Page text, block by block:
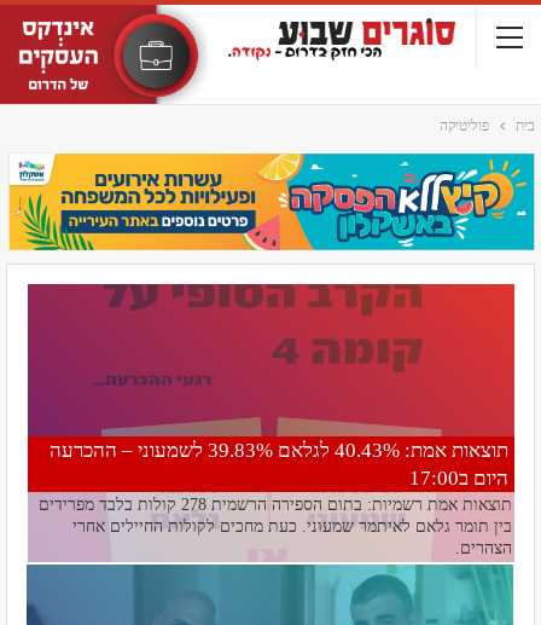
בית פוליטיקה
תוצאות אמת: 40.43% לגלאם 39.83% לשמעוני – ההכרעה
היום ב17:00
תוצאות אמת רשמיות: בתום הספירה הרשמית 278 קולות בלבד מפרידים
בין תומר גלאם לאיתמר שמעוני. כעת מחכים לקולות החיילים אחרי
הצהרים.